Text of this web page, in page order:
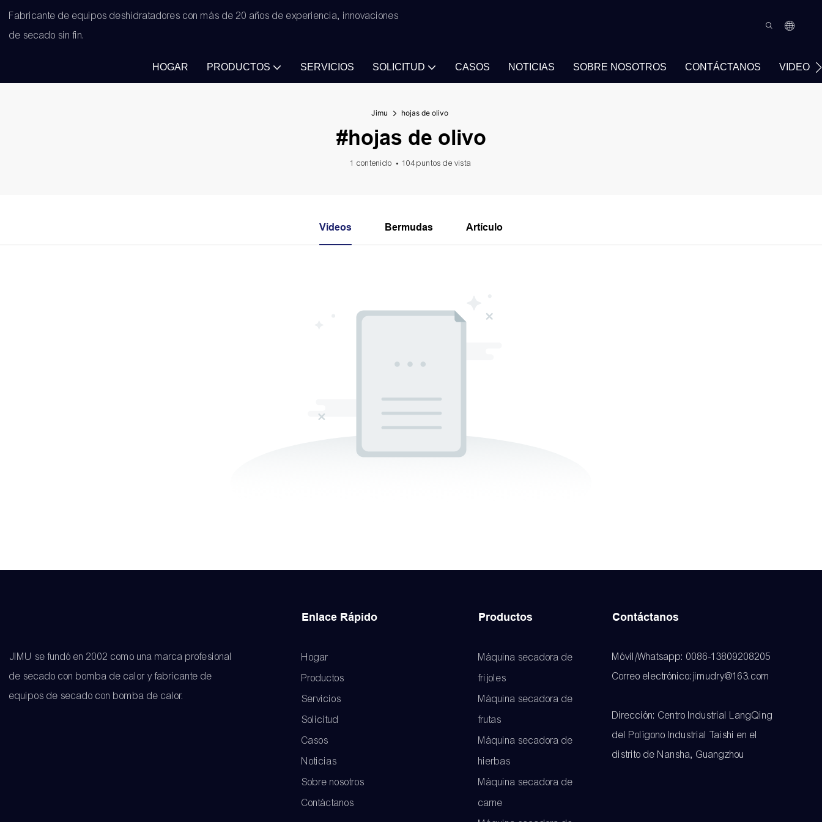
Fabricante de equipos deshidratadores con más de 20 años de experiencia, innovaciones
de secado sin fin.
HOGAR PRODUCTOS SERVICIOS SOLICITUD CASOS NOTICIAS SOBRE NOSOTROS CONTÁCTANOS VIDEO
Jimu hojas de olivo
#hojas de olivo
1 contenido 104 puntos de vista
Videos Bermudas Artículo
JIMU se fundó en 2002 como una marca profesional
de secado con bomba de calor y fabricante de
equipos de secado con bomba de calor.
Enlace Rápido
Hogar
Productos
Servicios
Solicitud
Casos
Noticias
Sobre nosotros
Contáctanos
Productos
Máquina secadora de
frijoles
Máquina secadora de
frutas
Máquina secadora de
hierbas
Máquina secadora de
carne
Contáctanos
Móvil/Whatsapp: 0086-13809208205
Correo electrónico:jimudry@163.com
Dirección: Centro Industrial LangQing
del Polígono Industrial Taishi en el
distrito de Nansha, Guangzhou